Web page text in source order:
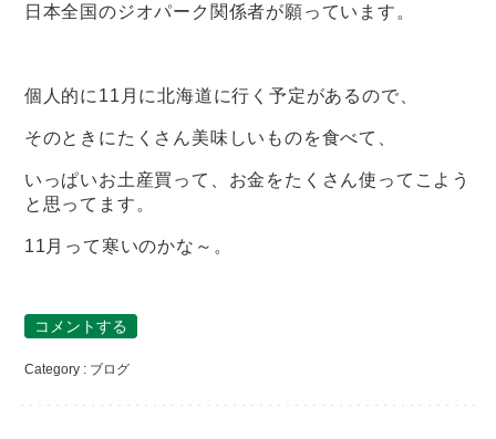
日本全国のジオパーク関係者が願っています。
個人的に11月に北海道に行く予定があるので、
そのときにたくさん美味しいものを食べて、
いっぱいお土産買って、お金をたくさん使ってこよう
と思ってます。
11月って寒いのかな～。
コメントする
Category : ブログ